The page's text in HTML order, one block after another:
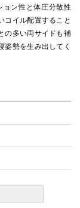
ョン性と体圧分散性
コイル配置すること
の多い両サイドも補
姿勢を生み出してく
す。